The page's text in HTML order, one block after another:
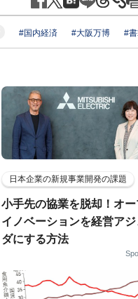
#国内経済 #大阪万博 #
日本企業の新規事業開発の課題
小手先の協業を脱却！オ
イノベーションを経営ア
ダにする方法